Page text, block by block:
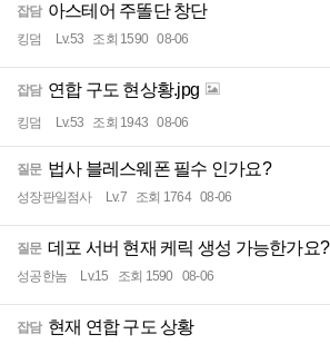
잡담 아스테어 주똘단 창단
킹덤 Lv.53 조회 1590 08-06
잡담 연합 구도 현상황.jpg
킹덤 Lv.53 조회 1943 08-06
질문 법사 블레스웨폰 필수 인가요?
성장판일점사 Lv.7 조회 1764 08-06
질문 데포 서버 현재 케릭 생성 가능한가요?
성공한놈 Lv.15 조회 1590 08-06
잡담 현재 연합 구도 상황